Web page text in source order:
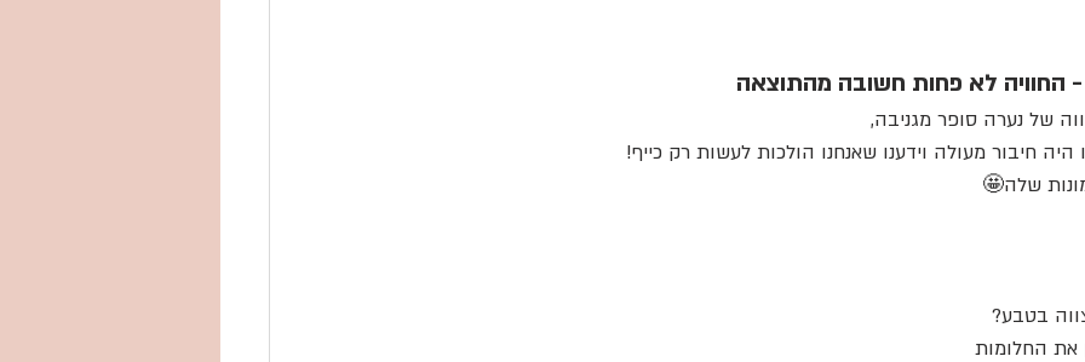
החוויה לא פחות חשובה מהתוצאה
של נערה סופר מגניבה,
חיבור מעולה וידענו שאנחנו הולכות לעשות רק כייף!
שלה🤩
בטבע?
את החלומות